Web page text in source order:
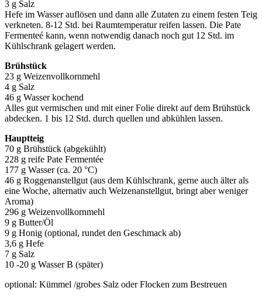
3 g Salz
Hefe im Wasser auflösen und dann alle Zutaten zu einem festen Teig
verkneten. 8-12 Std. bei Raumtemperatur reifen lassen. Die Pate
Fermenteé kann, wenn notwendig danach noch gut 12 Std. im
Kühlschrank gelagert werden.
Brühstück
23 g Weizenvollkornmehl
4 g Salz
46 g Wasser kochend
Alles gut vermischen und mit einer Folie direkt auf dem Brühstück
abdecken. 1 bis 12 Std. durch quellen und abkühlen lassen.
Hauptteig
70 g Brühstück (abgekühlt)
228 g reife Pate Fermentée
177 g Wasser (ca. 20 °C)
46 g Roggenanstellgut (aus dem Kühlschrank, gerne auch älter als
eine Woche, alternativ auch Weizenanstellgut, bringt aber weniger
Aroma)
296 g Weizenvollkornmehl
9 g Butter/Öl
9 g Honig (optional, rundet den Geschmack ab)
3,6 g Hefe
7 g Salz
10 -20 g Wasser B (später)
optional: Kümmel /grobes Salz oder Flocken zum Bestreuen